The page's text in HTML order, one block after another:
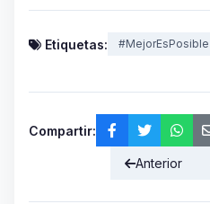
Etiquetas: #MejorEsPosible
Compartir:
Anterior